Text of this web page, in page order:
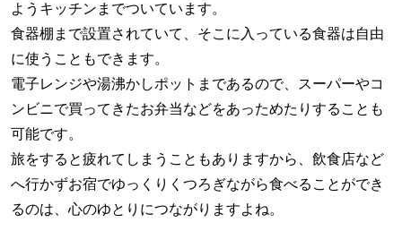
ようキッチンまでついています。
食器棚まで設置されていて、そこに入っている食器は自由
に使うこともできます。
電子レンジや湯沸かしポットまであるので、スーパーやコ
ンビニで買ってきたお弁当などをあっためたりすることも
可能です。
旅をすると疲れてしまうこともありますから、飲食店など
へ行かずお宿でゆっくりくつろぎながら食べることができ
るのは、心のゆとりにつながりますよね。